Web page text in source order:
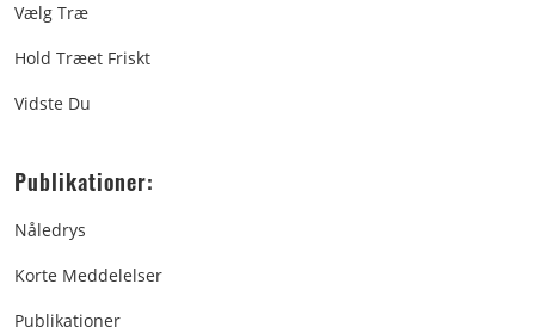
Vælg Træ
Hold Træet Friskt
Vidste Du
Publikationer:
Nåledrys
Korte Meddelelser
Publikationer